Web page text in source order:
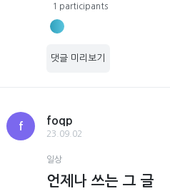
1 participants
댓글 미리보기
f
foqp
23.09.02
일상
언제나 쓰는 그 글